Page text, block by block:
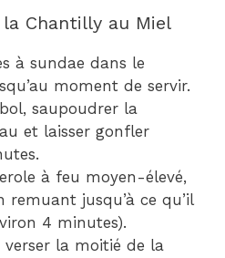
Chantilly au Miel
à sundae dans le
moment de servir.
saupoudrer la
et laisser gonfler
à feu moyen-élevé,
remuant jusqu’à ce qu’il
4 minutes).
la moitié de la